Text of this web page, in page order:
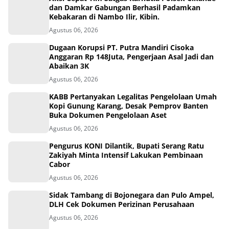
dan Damkar Gabungan Berhasil Padamkan
Kebakaran di Nambo Ilir, Kibin.
Agustus 06, 2026
Dugaan Korupsi PT. Putra Mandiri Cisoka
Anggaran Rp 148Juta, Pengerjaan Asal Jadi dan
Abaikan 3K
Agustus 06, 2026
KABB Pertanyakan Legalitas Pengelolaan Umah
Kopi Gunung Karang, Desak Pemprov Banten
Buka Dokumen Pengelolaan Aset
Agustus 06, 2026
Pengurus KONI Dilantik, Bupati Serang Ratu
Zakiyah Minta Intensif Lakukan Pembinaan
Cabor
Agustus 06, 2026
Sidak Tambang di Bojonegara dan Pulo Ampel,
DLH Cek Dokumen Perizinan Perusahaan
Agustus 06, 2026